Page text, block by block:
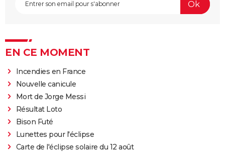
EN CE MOMENT
Incendies en France
Nouvelle canicule
Mort de Jorge Messi
Résultat Loto
Bison Futé
Lunettes pour l'éclipse
Carte de l'éclipse solaire du 12 août